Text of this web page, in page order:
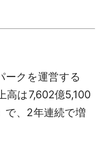
ークを運営する
高は7,602億5,100
で、2年連続で増